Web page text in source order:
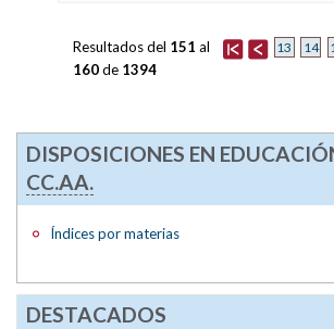
13 14
Resultados del 151 al
160de 1394
DISPOSICIONES EN
CC.AA.
Índices por materias
DESTACADOS